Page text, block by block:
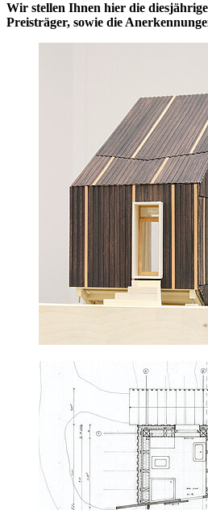
Wir stellen Ihnen hier die
Preisträger, sowie die